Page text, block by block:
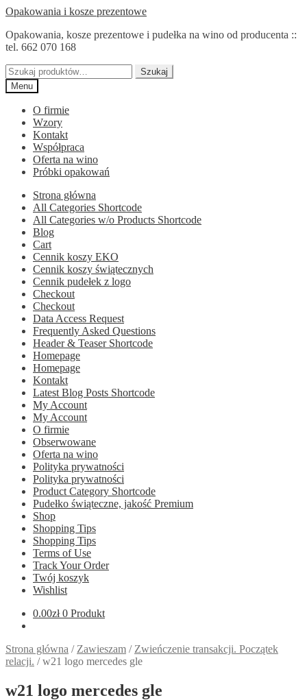
Przejdź
nawigacji
Przejdź
treści
Opakowania i kosze prezentowe
Opakowania, kosze prezentowe i pudełka na wino od producenta ::
tel. 662 070 168
Szukaj:
Szukaj
Menu
O firmie
Wzory
Kontakt
Współpraca
Oferta na wino
Próbki opakowań
Strona główna
All Categories Shortcode
All Categories w/o Products Shortcode
Blog
Cart
Cennik koszy EKO
Cennik koszy świątecznych
Cennik pudełek z logo
Checkout
Checkout
Data Access Request
Frequently Asked Questions
Header & Teaser Shortcode
Homepage
Homepage
Kontakt
Latest Blog Posts Shortcode
My Account
My Account
O firmie
Obserwowane
Oferta na wino
Polityka prywatności
Polityka prywatności
Product Category Shortcode
Pudełko świąteczne, jakość Premium
Shop
Shopping Tips
Shopping Tips
Terms of Use
Track Your Order
Twój koszyk
Wishlist
0.00zł 0 Produkt
Strona główna / Zawieszam / Zwieńczenie transakcji. Początek
relacji. /w21 logo mercedes gle
w21 logo mercedes gle